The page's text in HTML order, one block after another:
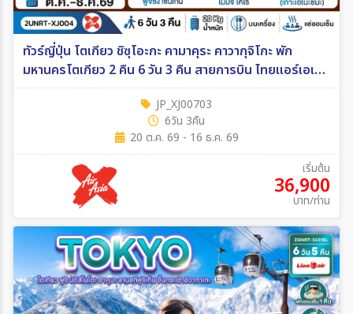
ทัวร์ญี่ปุ่น โตเกียว ชิซุโอะกะ คามาคุระ คาวากุจิโกะ พัก
มหานครโตเกียว 2 คืน 6 วัน 3 คืน สายการบิน ไทยแอร์เอเชีย
เอ็กซ์ 6วัน 3คืน (XJ)
JP_XJ00703
6วัน 3คืน
20 ต.ค. 69 - 16 ธ.ค. 69
เริ่มต้น
36,900
บาท/ท่าน